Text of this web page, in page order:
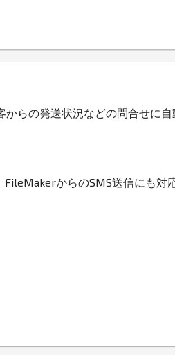
らの発送状況などの問合せに
からのSMS送信にも対応